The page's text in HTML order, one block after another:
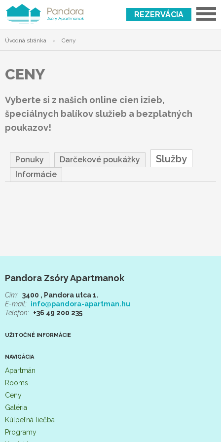
REZERVÁCIA
Úvodná stránka › Ceny
CENY
Vyberte si z našich online cien izieb,
špeciálnych balíkov služieb a bezplatných
poukazov!
Ponuky Darčekové poukážky Služby
Informácie
Pandora Zsóry Apartmanok
Cím: 3400 , Pandora utca 1.
E-mail: info@pandora-apartman.hu
Telefon: +36 49 200 235
UŽITOČNÉ INFORMÁCIE
NAVIGÁCIA
Apartmán
Rooms
Ceny
Galéria
Kúlpel’ná liečba
Programy